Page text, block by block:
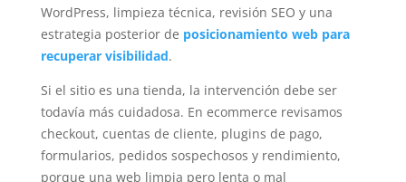
WordPress, limpieza técnica, revisión SEO y una
estrategia posterior de posicionamiento web para
recuperar visibilidad.
Si el sitio es una tienda, la intervención debe ser
todavía más cuidadosa. En ecommerce revisamos
checkout, cuentas de cliente, plugins de pago,
formularios, pedidos sospechosos y rendimiento,
porque una web limpia pero lenta o mal